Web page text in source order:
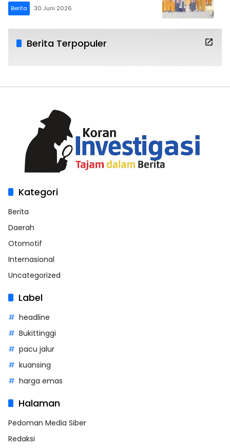
Berita 30 Juni 2026
Berita Terpopuler
Kategori
Berita
Daerah
Otomotif
Internasional
Uncategorized
Label
headline
Bukittinggi
pacu jalur
kuansing
harga emas
Halaman
Pedoman Media Siber
Redaksi